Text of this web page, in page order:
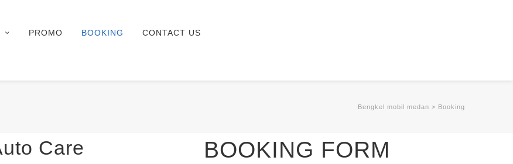
PROMO BOOKING CONTACT US
Bengkel mobil medan > Booking
Care BOOKING FORM